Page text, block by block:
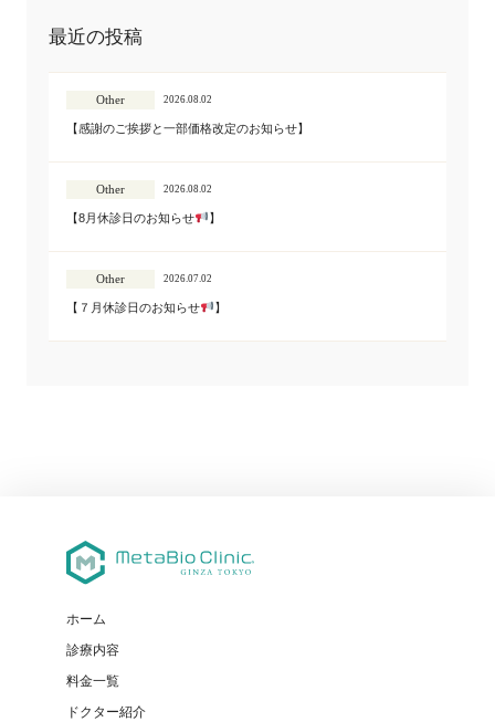
最近の投稿
2026.08.02
Other
【感謝のご挨拶と一部価格改定のお知らせ】
2026.08.02
Other
【8月休診日のお知らせ 】
2026.07.02
Other
【７月休診日のお知らせ 】
ホーム
診療内容
料金一覧
ドクター紹介